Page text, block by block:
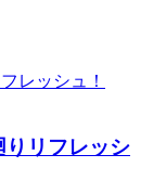
リフレッシ